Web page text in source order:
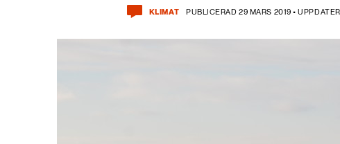
Social hållbarhet
KLIMAT PUBLICERAD 29 MARS 2019 •